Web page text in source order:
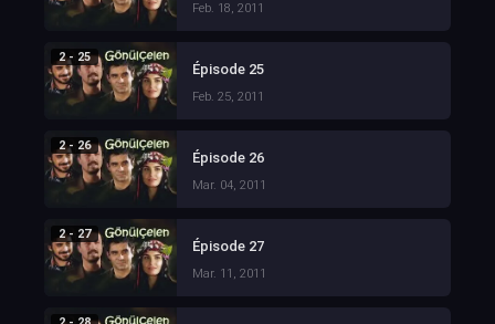
Feb. 18, 2011
2 - 25
Épisode 25
Feb. 25, 2011
2 - 26
Épisode 26
Mar. 04, 2011
2 - 27
Épisode 27
Mar. 11, 2011